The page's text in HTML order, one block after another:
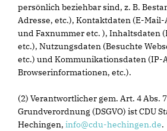
persönlich beziehbar sind, z. B.
Adresse, etc.), Kontaktdaten (E-
und Faxnummer etc. ), Inhaltsdaten
etc.), Nutzungsdaten (Besuchte
etc.) und Kommunikationsdaten (IP-
Browserinformationen, etc.).
(2) Verantwortlicher gem. Art. 4 Abs.
Grundverordnung (DSGVO) ist CDU
Hechingen, info@cdu-hechingen.de.